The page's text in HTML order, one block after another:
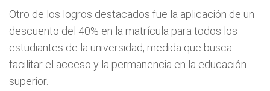
Otro de los logros destacados fue la aplicación de un
descuento del 40% en la matrícula para todos los
estudiantes de la universidad, medida que busca
facilitar el acceso y la permanencia en la educación
superior.